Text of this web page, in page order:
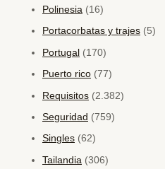
Polinesia (16)
Portacorbatas y trajes (5)
Portugal (170)
Puerto rico (77)
Requisitos (2.382)
Seguridad (759)
Singles (62)
Tailandia (306)